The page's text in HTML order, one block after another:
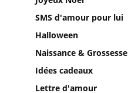
SMS d'amour pour lui
Halloween
Naissance & Grossesse
Idées cadeaux
Lettre d'amour